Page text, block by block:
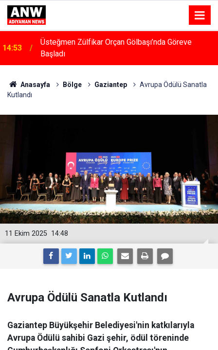
14:48 Menfeze Çarpan Araç Sürücüsü Yaralandı
Anasayfa Bölge Gaziantep
Avrupa Ödülü Sanatla
Kutlandı
14:48
11 Ekim 2025
Avrupa Ödülü Sanatla Kutlandı
Gaziantep Büyükşehir Belediyesi'nin katkılarıyla
Avrupa Ödülü sahibi Gazi şehir, ödül töreninde